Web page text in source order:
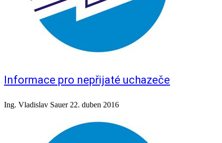
Informace pro nepřijaté uchazeče
Ing. Vladislav Sauer 22. duben 2016